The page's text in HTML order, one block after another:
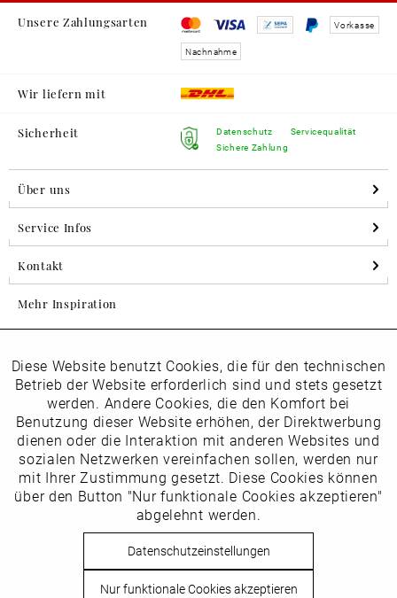
Unsere Zahlungsarten Vorkasse
Nachnahme
Wir liefern mit
Sicherheit
Datenschutz
Sichere Zahlung
Servicequalität
Über uns
Service Infos
Kontakt
Mehr Inspiration
Folgen Sie uns auf Instagram
horsch_schuhe
Newsletter
Datenschutzbestimmungenhabe ich zur Kenntnis
vom Newsletter abmelden.
Funktionale Aktiv
Marketing Inaktiv
Tracking Inaktiv
Inaktiv
Diese Website benutzt Cookies, die für den technischen
Betrieb der Website erforderlich sind und stets gesetzt
werden. Andere Cookies, die den Komfort bei
Benutzung dieser Website erhöhen, der Direktwerbung
dienen oder die Interaktion mit anderen Websites und
sozialen Netzwerken vereinfachen sollen, werden nur
mit Ihrer Zustimmung gesetzt. Diese Cookies können
über den Button "Nur funktionale Cookies akzeptieren"
abgelehnt werden.
Datenschutzeinstellungen
Nur funktionale Cookies akzeptieren